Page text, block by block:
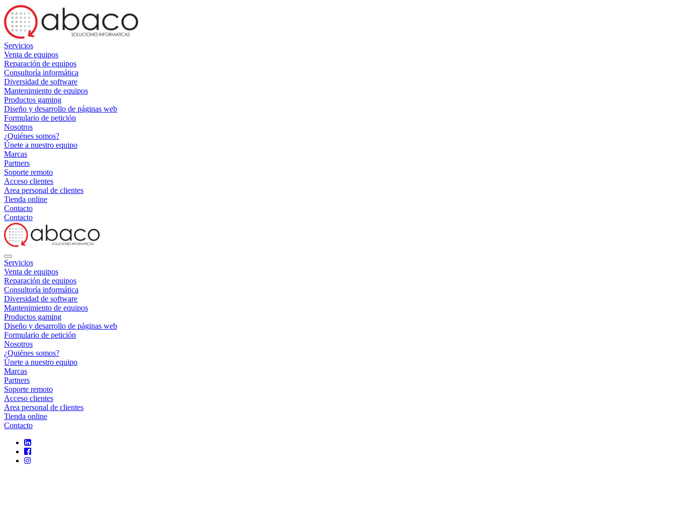
Servicios
Venta de equipos
Reparación de equipos
Consultoría informática
Diversidad de software
Mantenimiento de equipos
Productos gaming
Diseño y desarrollo de páginas web
Formulario de petición
Nosotros
¿Quiénes somos?
Únete a nuestro equipo
Marcas
Partners
Soporte remoto
Acceso clientes
Area personal de clientes
Tienda online
Contacto
Contacto
Servicios
Venta de equipos
Reparación de equipos
Consultoría informática
Diversidad de software
Mantenimiento de equipos
Productos gaming
Diseño y desarrollo de páginas web
Formulario de petición
Nosotros
¿Quiénes somos?
Únete a nuestro equipo
Marcas
Partners
Soporte remoto
Acceso clientes
Area personal de clientes
Tienda online
Contacto